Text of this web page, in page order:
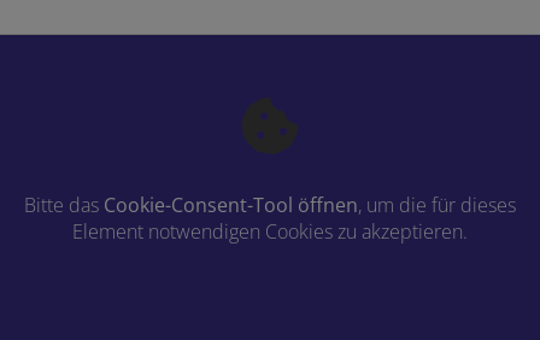
Bitte das Cookie-Consent-Tool öffnen, um die für dieses
Element notwendigen Cookies zu akzeptieren.